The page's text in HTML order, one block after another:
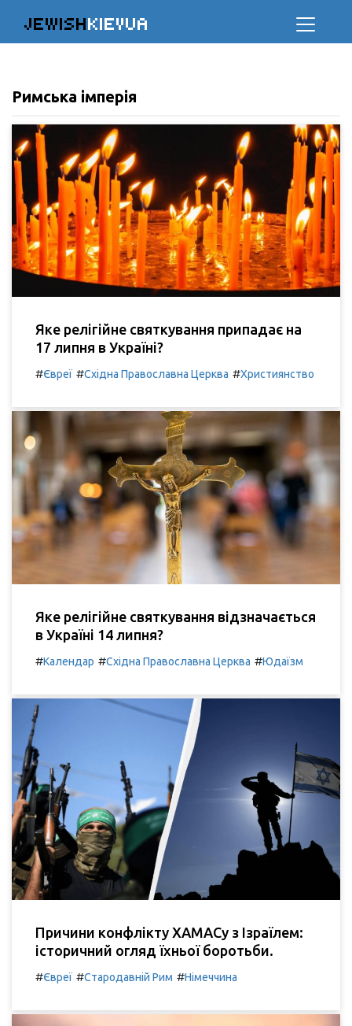
JEWISHKIEVUA
Римська імперія
Яке релігійне святкування припадає на
17 липня в Україні?
#Євреї #Східна Православна Церква #Християнство
Яке релігійне святкування відзначається
в Україні 14 липня?
#Календар #Східна Православна Церква #Юдаїзм
Причини конфлікту ХАМАСу з Ізраїлем:
історичний огляд їхньої боротьби.
#Євреї #Стародавній Рим #Німеччина